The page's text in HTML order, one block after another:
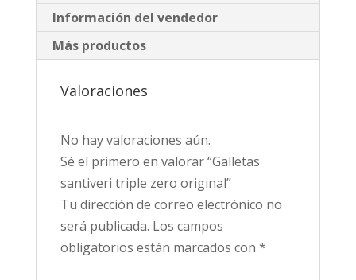
Información del vendedor
Más productos
Valoraciones
No hay valoraciones aún.
Sé el primero en valorar “Galletas
santiveri triple zero original”
Tu dirección de correo electrónico no
será publicada. Los campos
obligatorios están marcados con *